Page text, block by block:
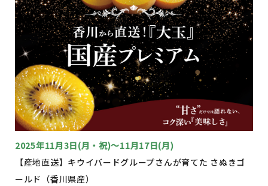
2025年11月3日(月・祝)～11月17日(月)
【産地直送】キウイバードグループさんが育てた さぬきゴ
ールド（香川県産）